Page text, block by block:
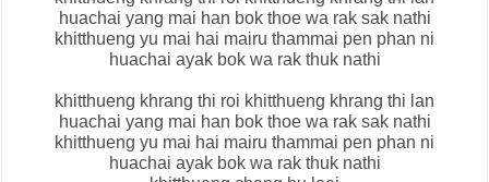
huachai yang mai han bok thoe wa rak sak nathi
khitthueng yu mai hai mairu thammai pen phan ni
huachai ayak bok wa rak thuk nathi
khitthueng khrang thi roi khitthueng khrang thi lan
huachai yang mai han bok thoe wa rak sak nathi
khitthueng yu mai hai mairu thammai pen phan ni
huachai ayak bok wa rak thuk nathi